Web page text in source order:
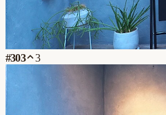
#303 3